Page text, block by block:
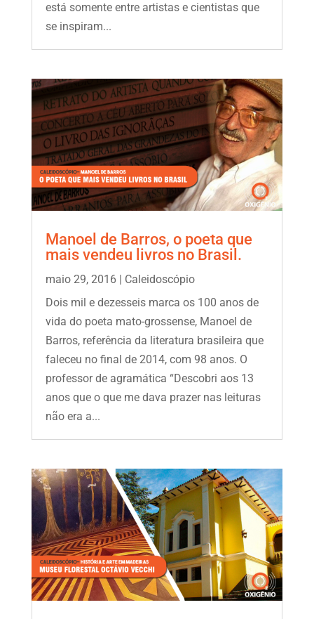
está somente entre artistas e cientistas que
se inspiram...
Manoel de Barros, o poeta que
mais vendeu livros no Brasil.
maio 29, 2016| Caleidoscópio
Dois mil e dezesseis marca os 100 anos de
vida do poeta mato-grossense, Manoel de
Barros, referência da literatura brasileira que
faleceu no final de 2014, com 98 anos. O
professor de agramática “Descobri aos 13
anos que o que me dava prazer nas leituras
não era a...